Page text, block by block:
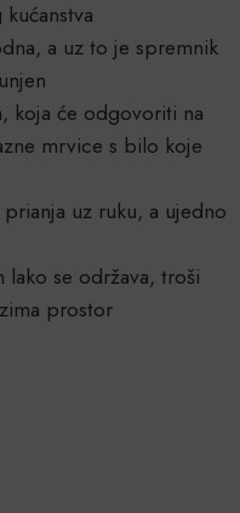
a uz to je spremnik
koja će odgovoriti na
mrvice s bilo koje
uz ruku, a ujedno
lako se održava, troši
prostor